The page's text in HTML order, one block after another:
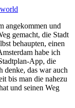
angekommen und
gemacht, die Stadt
behaupten, einen
habe ich
App, die
denke, das war auch
bis man die nahezu
und seinen Weg